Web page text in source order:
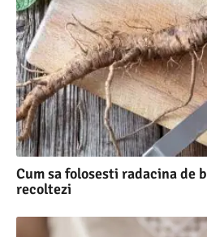
Cum sa folosesti radacina de
recoltezi